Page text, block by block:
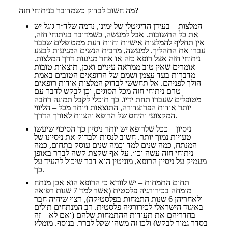
מה חשוב לבדוק כשמדובר בניתוחי חזה?
המלצות – בעידן הדיגיטלי של ימינו, נדמה שלד״ר גוגל יש
את כל התשובות. אבל למעשה, כשמדובר בניתוחי חזה,
אין תחליף להמלצות אישיות וחוות דעת ממטופלים שכבר
עברו את התהליך. למעשה, מרבית הנשים המגיעות לבצע
ניתוחי חזה אצל רופא כזה או אחר מגיעות דרך המלצות.
אומרים שאין טוב ממראה עיניים ואכן, תוצאות טובות
מדברות בעד עצמן ושמם של הרופאים הטובים באמת
הולך לפניהם. אל תחששי לבדוק המלצות אודות רופאים
טרם ניתוחי חזה מכל הסוגים, וכן לבקש לדבר עם
מטופלים שעברו תחת ידיו. כך תוכלי לקבל תמונה רחבה
יותר אודות הפרוצדורה, התוצאות ויותר מכל – הליווי
המקצועי והיחס של הרופא והצוות לאורך הדרך.
ניסיון – ככל שלרופא יש יותר ניסיון כך הסיכוי שיעשו
טעויות נמוך יותר. חשוב לנסות ולבדוק את ניסיונו של
המנתח, כמה שנים למד וכמה שנים עוסק בתחום, כמה
ניתוחי חזה עשה וכו׳. על אף שקצת קשה לברר באופן
מעמיק על ניסיון הרופא, מוניטין הוא דבר שיכול להעיד על
כך.
תחום התמחות – יש לוודא כי הרופא הוא אכן מנתח
מומחה בכירורגיה פלסטית (אשר למד 7 שנות רפואה
ולאחריהן 6 שנות התמחות בפלסטיקה), רצוי שיהיה חבר
באיגוד הישראלי לכירורגיה פלסטית. רב המנתחים תולים
בחדריהם את תעודות ההתמחות שלהם (ואם לא – זה
בסדר גמור לבקש) ולכן זה משהו שקל לברר. בנוסף, מומלץ